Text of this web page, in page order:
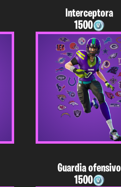
Interceptora
1500
Guardia ofensivo
1500